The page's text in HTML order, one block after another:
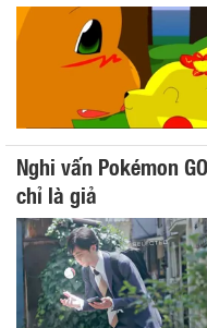
Nghi vấn Pokémon
chỉ là giả